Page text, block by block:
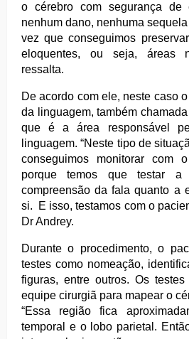
o cérebro com segurança
nenhum dano, nenhuma
vez que conseguimos
eloquentes, ou seja, áreas
ressalta.
De acordo com ele, neste caso
da linguagem, também
que é a área responsável
linguagem. “Neste tipo de
conseguimos monitorar com
porque temos que testar a
compreensão da fala quanto a
si. E isso, testamos com o
Dr Andrey.
Durante o procedimento, o
testes como nomeação,
figuras, entre outros. Os
equipe cirurgiã para mapear o
“Essa região fica
temporal e o lobo parietal.